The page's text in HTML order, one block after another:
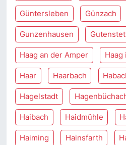
Güntersleben Günzach
Gunzenhausen
Haag an der Amper Haag
Haar Haarbach
Hagelstadt
Haibach Haidmühle
Haiming Hainsfarth